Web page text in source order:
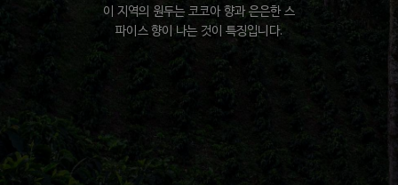
이 지역의 원두는 코코아 향과 은은한 스
파이스 향이 나는 것이 특징입니다.